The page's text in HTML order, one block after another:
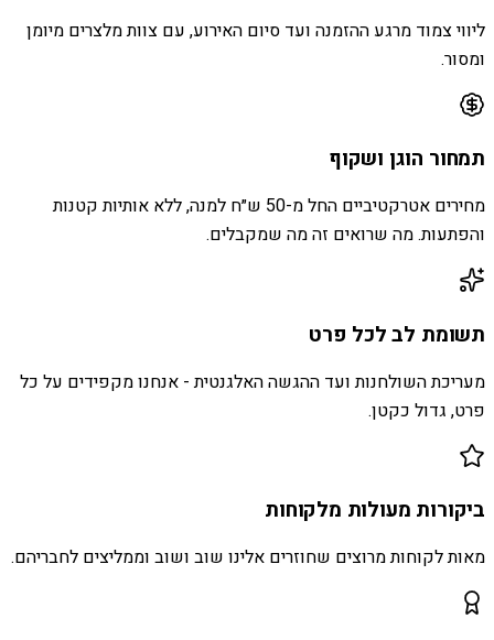
ליווי צמוד מרגע ההזמנה ועד סיום האירוע, עם צוות מלצרים מיומן
ומסור.
תמחור הוגן ושקוף
מחירים אטרקטיביים החל מ-50 ש״ח למנה, ללא אותיות קטנות
והפתעות. מה שרואים זה מה שמקבלים.
תשומת לב לכל פרט
מעריכת השולחנות ועד ההגשה האלגנטית - אנחנו מקפידים על כל
פרט, גדול כקטן.
ביקורות מעולות מלקוחות
מאות לקוחות מרוצים שחוזרים אלינו שוב ושוב וממליצים לחבריהם.